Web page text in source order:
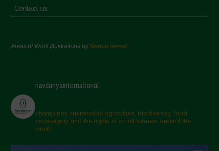
Contact us
Areas of Work Illustrations byMarion Bessol
navdanyainternational
champions sustainable agriculture, biodiversity, food
sovereignty and the rights of small farmers around the
world.